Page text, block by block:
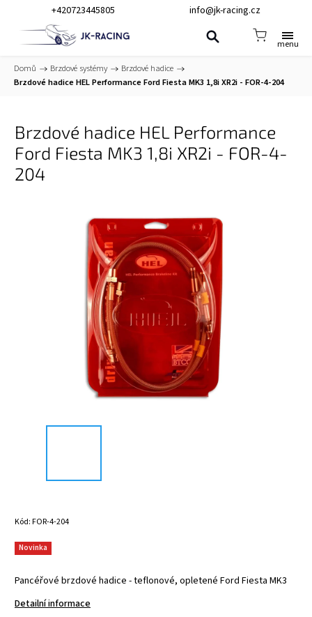
+420723445805 info@jk-racing.cz
Domů / Brzdové systémy / Brzdové hadice /
Brzdové hadice HEL Performance Ford Fiesta MK3 1,8i XR2i - FOR-4-204
Brzdové hadice HEL Performance
Ford Fiesta MK3 1,8i XR2i - FOR-4-
204
Kód:FOR-4-204
Pancéřové brzdové hadice - teflonové, opletené Ford Fiesta MK3
Detailní informace
Novinka